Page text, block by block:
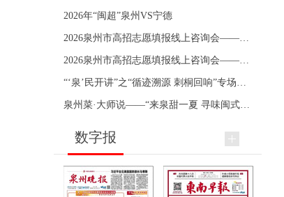
2026年“闽超”泉州VS宁德
数字报